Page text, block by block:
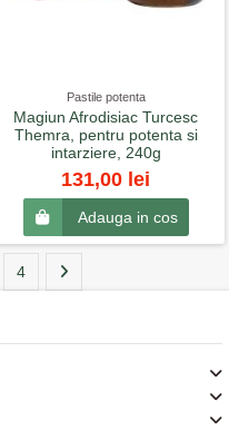
Pastile potenta
Magiun Afrodisiac Turcesc
Themra, pentru potenta si
intarziere, 240g
131,00 lei
Adauga in cos
4